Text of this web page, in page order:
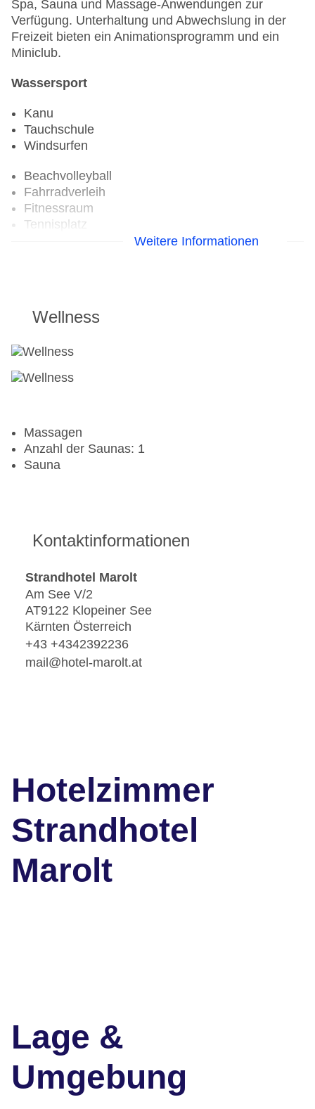
Spa, Sauna und Massage-Anwendungen zur
Verfügung. Unterhaltung und Abwechslung in der
Freizeit bieten ein Animationsprogramm und ein
Miniclub.
Wassersport
Kanu
Tauchschule
Windsurfen
Beachvolleyball
Fahrradverleih
Fitnessraum
Tennisplatz
Weitere Informationen
Wellness
Massagen
Anzahl der Saunas: 1
Sauna
Kontaktinformationen
Strandhotel Marolt
Am See V/2
AT9122 Klopeiner See
Kärnten Österreich
+43 +4342392236
mail@hotel-marolt.at
Hotelzimmer
Strandhotel
Marolt
Lage &
Umgebung